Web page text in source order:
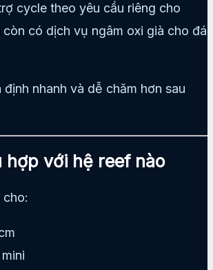
cycle theo yêu cầu riêng cho
có dịch vụ ngâm oxi già cho đá
định nhanh và dễ chăm hơn sau
hợp với hệ reef nào